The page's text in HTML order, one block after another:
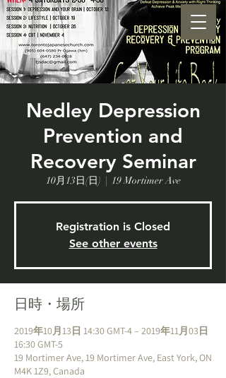
Nedley Depression
Prevention and
Recovery Seminar
10月13日(日)
  |
19 Mortimer Ave
Registration is Closed
See other events
日時・場所
2019年10月13日 14:30 GMT-4 – 2019年11月03日
16:30 GMT-5
19 Mortimer Ave, 19 Mortimer Ave, East York, ON
M4K 1Z9, Canada